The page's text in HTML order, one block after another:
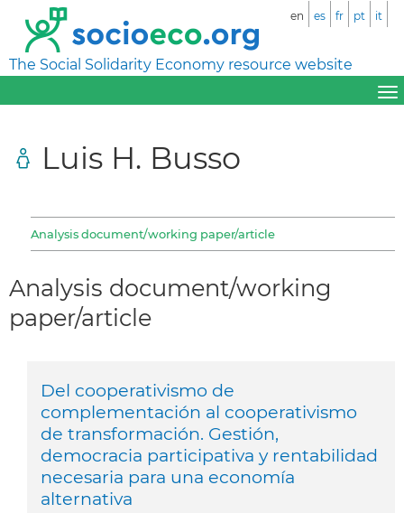
The Social Solidarity Economy resource website
en es fr pt it
Luis H. Busso
Analysis document/working paper/article
Analysis document/working
paper/article
Del cooperativismo de
complementación al cooperativismo
de transformación. Gestión,
democracia participativa y rentabilidad
necesaria para una economía
alternativa